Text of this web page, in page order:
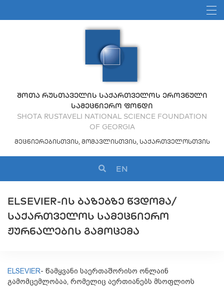
ᲨᲝᲗᲐ ᲠᲣᲡᲗᲐᲕᲔᲚᲘᲡ ᲡᲐᲥᲐᲠᲗᲕᲔᲚᲝᲡ ᲔᲠᲝᲕᲜᲣᲚᲘ
ᲡᲐᲛᲔᲪᲜᲘᲔᲠᲝ ᲤᲝᲜᲓᲘ
SHOTA RUSTAVELI NATIONAL SCIENCE FOUNDATION
OF GEORGIA
ᲛᲔᲪᲜᲘᲔᲠᲔᲑᲘᲡᲗᲕᲘᲡ, ᲛᲝᲛᲐᲕᲚᲘᲡᲗᲕᲘᲡ, ᲡᲐᲥᲐᲠᲗᲕᲔᲚᲝᲡᲗᲕᲘᲡ
EN
ELSEVIER-ᲘᲡ ᲑᲐᲖᲔᲑᲖᲔ ᲬᲕᲓᲝᲛᲐ/
ᲡᲐᲥᲐᲠᲗᲕᲔᲚᲝᲡ ᲡᲐᲛᲔᲪᲜᲘᲔᲠᲝ
ᲟᲣᲠᲜᲐᲚᲔᲑᲘᲡ ᲒᲐᲛᲝᲪᲔᲛᲐ
ELSEVIER- წამყვანი საერთაშორისო ონლაინ
გამომცემლობაა, რომელიც აერთიანებს მსოფლიოს